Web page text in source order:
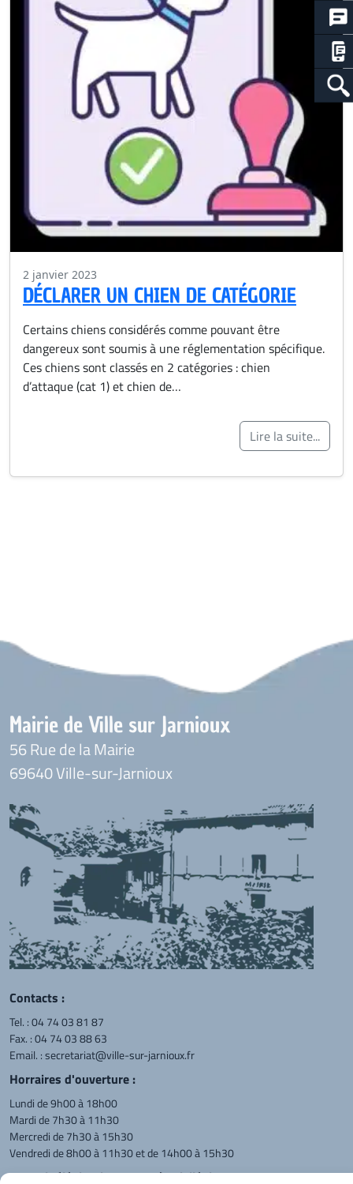
2 janvier 2023
DÉCLARER UN CHIEN DE CATÉGORIE
Certains chiens considérés comme pouvant être
dangereux sont soumis à une réglementation spécifique.
Ces chiens sont classés en 2 catégories : chien
d’attaque (cat 1) et chien de…
Lire la suite...
Mairie de Ville sur Jarnioux
56 Rue de la Mairie
69640 Ville-sur-Jarnioux
Contacts :
Tel. :04 74 03 81 87
Fax. : 04 74 03 88 63
Email. :secretariat@ville-sur-jarnioux.fr
Horraires d'ouverture :
Lundi de 9h00 à 18h00
Mardi de 7h30 à 11h30
Mercredi de 7h30 à 15h30
Vendredi de 8h00 à 11h30 et de 14h00 à 15h30
L'appel téléphonique reste à privilégier